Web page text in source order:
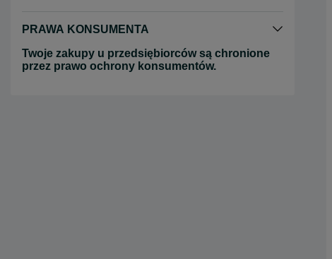
PRAWA KONSUMENTA
Twoje zakupy u przedsiębiorców są chronione
przez prawo ochrony konsumentów.